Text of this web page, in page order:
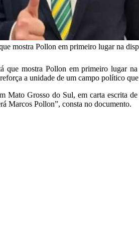
mostra Pollon em primeiro lugar na
mostra Pollon em primeiro lugar
a unidade de um campo político
Mato Grosso do Sul, em carta escrita
Marcos Pollon”, consta no documento.